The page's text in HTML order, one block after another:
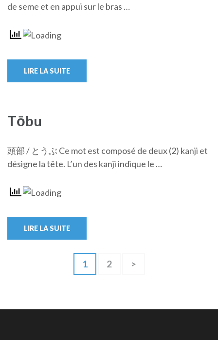
de seme et en appui sur le bras …
LIRE LA SUITE
Tōbu
頭部 / とうぶ Ce mot est composé de deux (2) kanji et
désigne la tête. L’un des kanji indique le …
LIRE LA SUITE
Page
1 Page
2 >